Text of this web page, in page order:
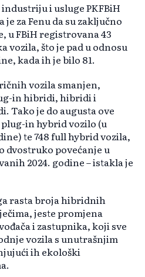
i usluge PKFBiH
za Fenu da su zaključno
u FBiH registrovana 43
vozila, što je pad u odnosu
kada ih je bilo 81.
vozila smanjen,
in hibridi, hibridi i
Tako je do augusta ove
in hybrid vozilo (u
te 748 full hybrid vozila,
dvostruko povećanje u
2024. godine – istakla je
rasta broja hibridnih
jeste promjena
i zastupnika, koji sve
vozila s unutrašnjim
ih ekološki